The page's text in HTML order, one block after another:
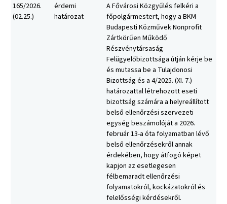
165/2026.
(02.25.)
érdemi
határozat
A Fővárosi Közgyűlés felkéri a
főpolgármestert, hogy a BKM
Budapesti Közművek Nonprofit
Zártkörűen Működő
Részvénytársaság
Felügyelőbizottsága útján kérje be
és mutassa be a Tulajdonosi
Bizottság és a 4/2025. (XI. 7.)
határozattal létrehozott eseti
bizottság számára a helyreállított
belső ellenőrzési szervezeti
egység beszámolóját a 2026.
február 13-a óta folyamatban lévő
belső ellenőrzésekről annak
érdekében, hogy átfogó képet
kapjon az esetlegesen
félbemaradt ellenőrzési
folyamatokról, kockázatokról és
felelősségi kérdésekről.